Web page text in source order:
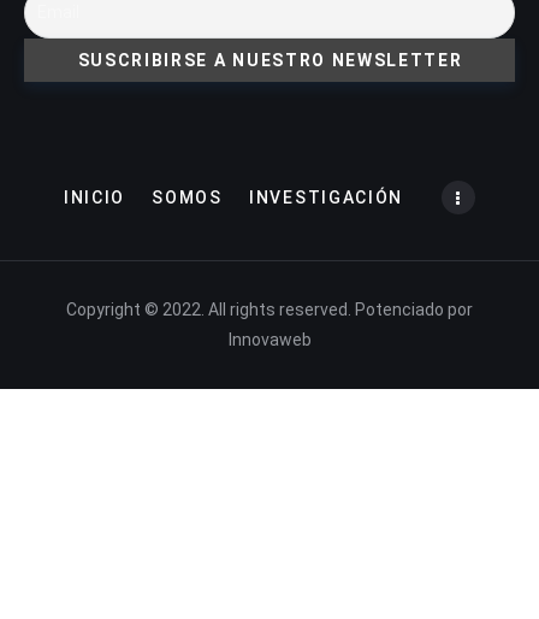
INICIO SOMOS INVESTIGACIÓN
Copyright © 2022. All rights reserved. Potenciado por
Innovaweb